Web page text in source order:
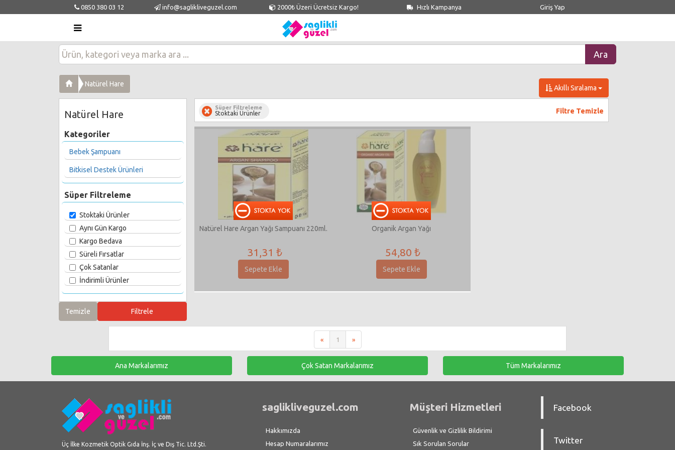
0850 380 03 12 info@saglikliveguzel.com 2000₺ Üzeri Ücretsiz Kargo! Hızlı Kampanya Giriş Yap
Natürel Hare
Natürel Hare
Kategoriler
Bebek Şampuanı
Bitkisel Destek Ürünleri
Süper Filtreleme
Stoktaki Ürünler
Aynı Gün Kargo
Kargo Bedava
Süreli Fırsatlar
Çok Satanlar
İndirimli Ürünler
Akıllı Sıralama
Süper Filtreleme
Stoktaki Ürünler Filtre Temizle
Natürel Hare Argan Yağı Sampuanı 220ml.
31,31 ₺
Sepete Ekle
Organik Argan Yağı
54,80 ₺
Sepete Ekle
« 1 »
Ana Markalarımız Çok Satan Markalarımız Tüm Markalarımız
Üç İlke Kozmetik Optik Gıda İnş. İç ve Dış Tic. Ltd.Şti.
saglikliveguzel.com
Hakkımızda
Hesap Numaralarımız
Müşteri Hizmetleri
Güvenlik ve Gizlilik Bildirimi
Sık Sorulan Sorular
Facebook
Twitter